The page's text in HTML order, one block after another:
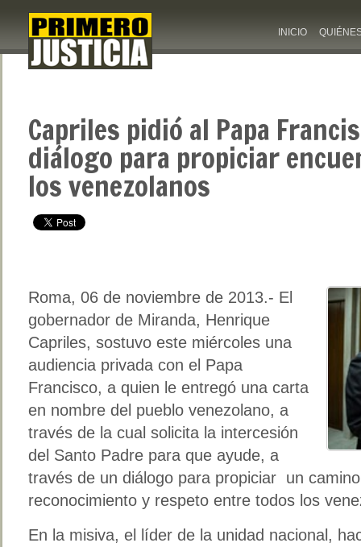
INICIO
Capriles pidió al Papa
diálogo para propiciar
los venezolanos
Roma, 06 de noviembre de 2013.- El
gobernador de Miranda, Henrique
Capriles, sostuvo este miércoles una
audiencia privada con el Papa
Francisco, a quien le entregó una carta
en nombre del pueblo venezolano, a
través de la cual solicita la intercesión
del Santo Padre para que ayude, a
través de un diálogo para propiciar un
reconocimiento y respeto entre todos los
En la misiva, el líder de la unidad nacional,